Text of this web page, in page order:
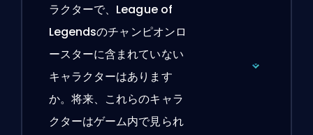
ラクターで、League of
Legendsのチャンピオンロ
ースターに含まれていない
キャラクターはあります
か。将来、これらのキャラ
クターはゲーム内で見られ